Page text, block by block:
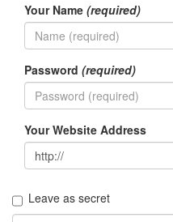
Your Name (required)
Password (required)
Your Website Address
Leave as secret
Scuba
Diving
제
품
뷰
Recent
Daweikala